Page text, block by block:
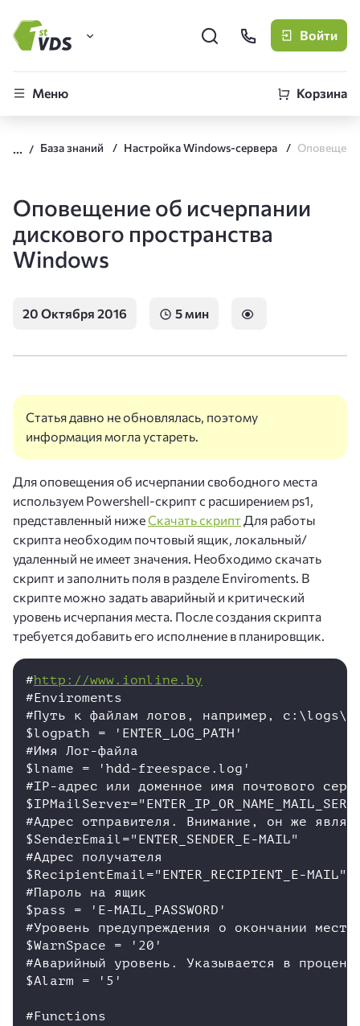
FirstVDS (вы здесь)
CLO
Войти
Меню Корзина
База знаний Настройка Windows-сервера
Оповещение об исчерпании
дискового пространства
Windows
20 Октября 2016 5 мин
Статья давно не обновлялась, поэтому
информация могла устареть.
Для оповещения об исчерпании свободного места
используем Powershell-скрипт с расширением ps1,
представленный нижеСкачать скриптДля работы
скрипта необходим почтовый ящик, локальный/
удаленный не имеет значения. Необходимо скачать
скрипт и заполнить поля в разделе Enviroments. В
скрипте можно задать аварийный и критический
уровень исчерпания места. После создания скрипта
требуется добавить его исполнение в планировщик.
#http://www.ionline.by
#Enviroments
#Путь к файлам логов, например, c:\logs\
$logpath = 'ENTER_LOG_PATH'
#Имя Лог-файла
$lname = 'hdd-freespace.log'
#IP-адрес или доменное имя почтового
#Адрес отправителя. Внимание, он же
$SenderEmail="ENTER_SENDER_E-MAIL"
#Адрес получателя
$RecipientEmail="ENTER_RECIPIENT_E-MAIL"
#Пароль на ящик
$pass = 'E-MAIL_PASSWORD'
#Уровень предупреждения о окончании
$WarnSpace = '20'
#Аварийный уровень. Указывается в
$Alarm = '5'
#Functions